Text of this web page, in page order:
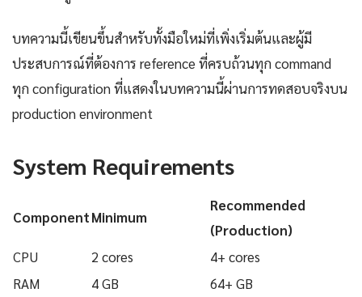
บทความนี้เขียนขึ้นสำหรับทั้งมือใหม่ที่เพิ่งเริ่มต้นและผู้มี
ประสบการณ์ที่ต้องการ reference ที่ครบถ้วนทุก command
ทุก configuration ที่แสดงในบทความนี้ผ่านการทดสอบจริงบน
production environment
System Requirements
ComponentMinimum
Recommended
(Production)
CPU
2 cores
4+ cores
RAM
4 GB
64+ GB